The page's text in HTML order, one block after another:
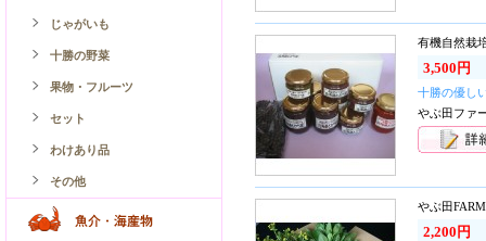
有機自然栽
3,500円
十勝の優し
やぶ田ファ
やぶ田
2,200円
じゃがいも
十勝の野菜
果物・フルーツ
セット
わけあり品
その他